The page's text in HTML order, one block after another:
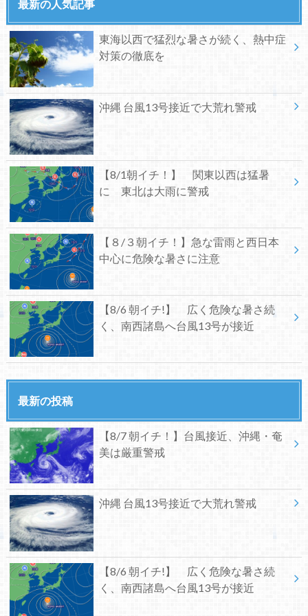
最新の人気記事
東海以西で猛烈な暑さが続く、熱中症
対策の徹底を
沖縄 台風13号接近で大荒れ警戒
【8/1朝イチ！】 関東以西は猛暑
に 東北は大雨に警戒
【８/３朝イチ！】急な雷雨と西日本
中心に危険な暑さに注意
【8/6 朝イチ!】 広く危険な暑さ続
く、南西諸島へ台風13号が接近
最新の投稿
【8/7 朝イチ！】台風接近、沖縄・奄
美は厳重警戒
沖縄 台風13号接近で大荒れ警戒
【8/6 朝イチ!】 広く危険な暑さ続
く、南西諸島へ台風13号が接近